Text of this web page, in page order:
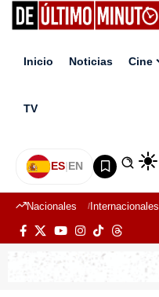
Inicio Noticias Cine
TV
ES|EN
Nacionales Internacionales